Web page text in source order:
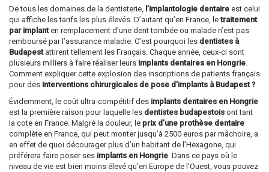
De tous les domaines de la dentisterie, l’implantologie dentaire est celui
qui affiche les tarifs les plus élevés. D’autant qu’en France, letraitement
par implanten remplacement d’une dent tombée ou malade n’est pas
remboursé par l’assurance maladie. C’est pourquoi les dentistes à
Budapestattirent tellement les Français. Chaque année, ceux-ci sont
plusieurs milliers à faire réaliser leurs implants dentaires en Hongrie.
Comment expliquer cette explosion des inscriptions de patients français
pour des interventions chirurgicales de pose d’implants à Budapest ?
Évidemment, le coût ultra-compétitif des implants dentaires en Hongrie
est la première raison pour laquelle les dentistes budapestois ont tant
la cote en France. Malgré la douleur, le prix d’une prothèse dentaire
complète en France, qui peut monter jusqu’à 2500 euros par mâchoire, a
en effet de quoi décourager plus d’un habitant de l’Hexagone, qui
préférera faire poser ses implants en Hongrie. Dans ce pays où le
niveau de vie est bien moins élevé qu’en Europe de l’Ouest, vous pouvez